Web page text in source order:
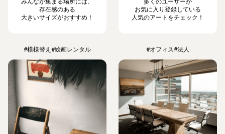
みんなが集まる場所には、
存在感のある
大きいサイズがおすすめ！
多くのユーザーが
お気に入り登録している
人気のアートをチェック！
#模様替え #絵画レンタル #オフィス#法人